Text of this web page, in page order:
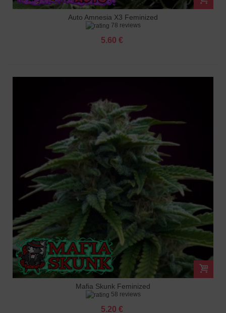
Auto Amnesia X3 Feminized
78 reviews
5.60 €
Mafia Skunk Feminized
58 reviews
5.20 €